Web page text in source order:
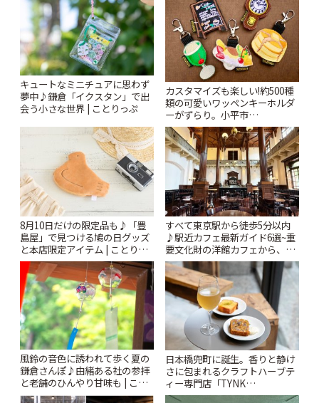
キュートなミニチュアに思わず
夢中♪鎌倉「イクスタン」で出
会う小さな世界 | ことりっぷ
カスタマイズも楽しい!約500種
類の可愛いワッペンキーホルダ
ーがずらり。小平市
「Kimamaya T&K」 | ことりっ
ぷ
8月10日だけの限定品も♪「豊
島屋」で見つける鳩の日グッズ
と本店限定アイテム | ことりっ
ぷ
すべて東京駅から徒歩5分以内
♪駅近カフェ最新ガイド6選~重
要文化財の洋館カフェから、改
札すぐのレトロ喫茶まで~ | こと
りっぷ
風鈴の音色に誘われて歩く夏の
鎌倉さんぽ♪由緒ある社の参拝
と老舗のひんやり甘味も | こと
りっぷ
日本橋兜町に誕生。香りと静け
さに包まれるクラフトハーブテ
ィー専門店「TYNK
Kabutocho」 | ことりっぷ